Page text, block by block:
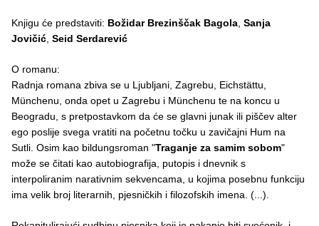
Knjigu će predstaviti: Božidar Brezinščak Bagola Sanja
Jovičić Seid Serdarević
O romanu:
Radnja romana zbiva se u Ljubljani, Zagrebu, Eichstättu,
Münchenu, onda opet u Zagrebu i Münchenu te na koncu u
Beogradu, s pretpostavkom da će se glavni junak ili piščev alter
ego poslije svega vratiti na početnu točku u zavičajni Hum na
Sutli. Osim kao bildungsroman "Traganje za samim sobom"
može se čitati kao autobiografija, putopis i dnevnik s
interpoliranim narativnim sekvencama, u kojima posebnu funkciju
ima velik broj literarnih, pjesničkih i filozofskih imena. (...).